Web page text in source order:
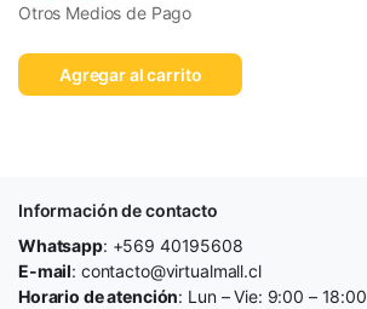
Otros Medios de Pago
Agregar al carrito
Información de contacto
Whatsapp: +569 40195608
E-mail: contacto@virtualmall.cl
Horario de atención: Lun – Vie: 9:00 – 18:00